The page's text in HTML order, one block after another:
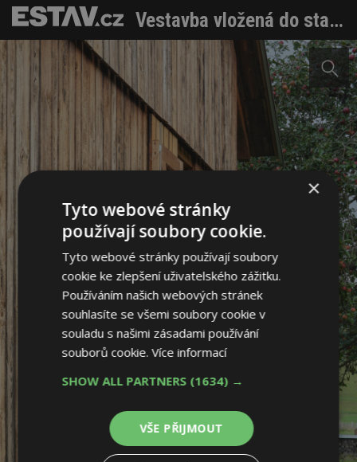
Vestavba vložená do staré stodoly
×
Tyto webové stránky
používají soubory cookie.
Tyto webové stránky používají soubory
cookie ke zlepšení uživatelského zážitku.
Používáním našich webových stránek
souhlasíte se všemi soubory cookie v
souladu s našimi zásadami používání
souborů cookie.Více informací
SHOW ALL PARTNERS (1634) →
VŠE PŘIJMOUT